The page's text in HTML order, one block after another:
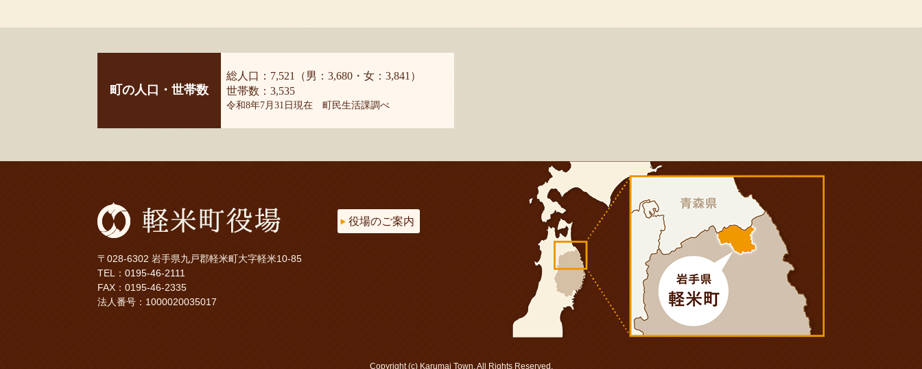
町の人口・世帯数
総人口：7,521（男：3,680・女：3,841）
世帯数：3,535
令和8年7月31日現在 町民生活課調べ
〒028-6302 岩手県九戸郡軽米町大字軽米10-85
TEL： 0195-46-2111
FAX：0195-46-2335
法人番号：1000020035017
役場のご案内
Copyright (c) Karumai Town. All Rights Reserved.